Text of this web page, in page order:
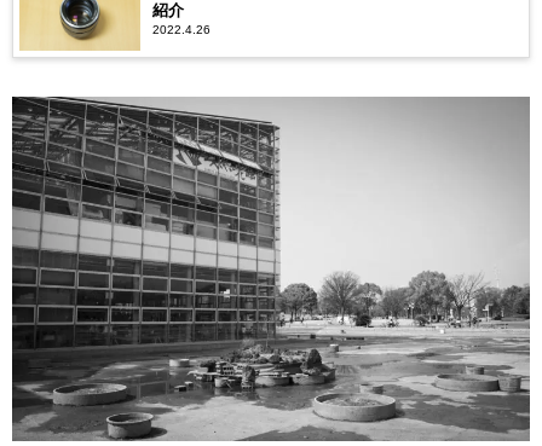
紹介
2022.4.26